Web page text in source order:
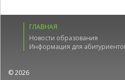
ГЛАВНАЯ
Новости образования
Информация для
© 2026